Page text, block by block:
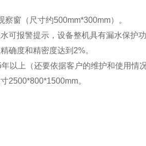
察窗（尺寸约500mm*300mm）。
可报警提示，设备整机具有漏水保护
确度和精密度达到2%。
以上（还要依据客户的维护和使用情况
2500*800*1500mm。